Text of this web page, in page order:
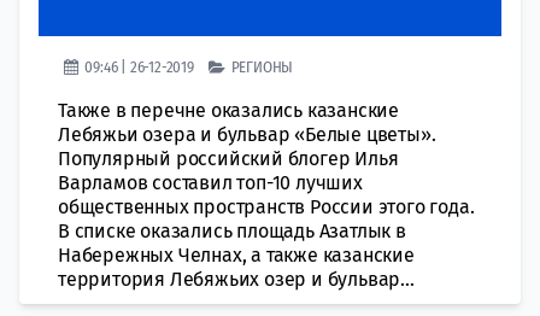
09:46 | 26-12-2019 РЕГИОНЫ
Также в перечне оказались казанские
Лебяжьи озера и бульвар «Белые цветы».
Популярный российский блогер Илья
Варламов составил топ-10 лучших
общественных пространств России этого года.
В списке оказались площадь Азатлык в
Набережных Челнах, а также казанские
территория Лебяжьих озер и бульвар...